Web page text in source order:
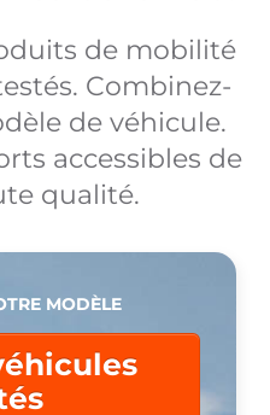
de mobilité
Combinez-
de véhicule.
accessibles de
qualité.
MODÈLE